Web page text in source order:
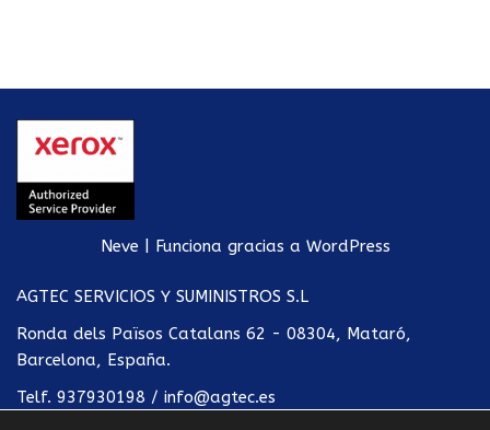
Neve | Funciona gracias a WordPress
AGTEC SERVICIOS Y SUMINISTROS S.L
Ronda dels Països Catalans 62 - 08304, Mataró,
Barcelona, España.
Telf. 937930198 / info@agtec.es